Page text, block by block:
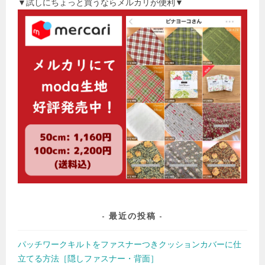
▼試しにちょっと買うならメルカリが便利▼
最近の投稿
パッチワークキルトをファスナーつきクッションカバーに仕
立てる方法［隠しファスナー・背面］